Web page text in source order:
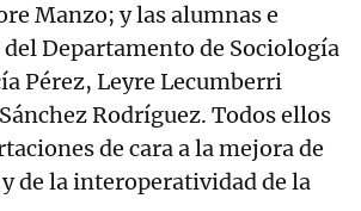
Manzo; y las alumnas e
Departamento de Sociología
Pérez, Leyre Lecumberri
Rodríguez. Todos ellos
de cara a la mejora de
de la interoperatividad de la